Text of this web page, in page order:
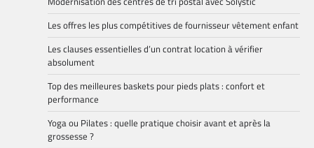
Les offres les plus compétitives de fournisseur vêtement enfant
Les clauses essentielles d’un contrat location à vérifier
absolument
Top des meilleures baskets pour pieds plats : confort et
performance
Yoga ou Pilates : quelle pratique choisir avant et après la
grossesse ?